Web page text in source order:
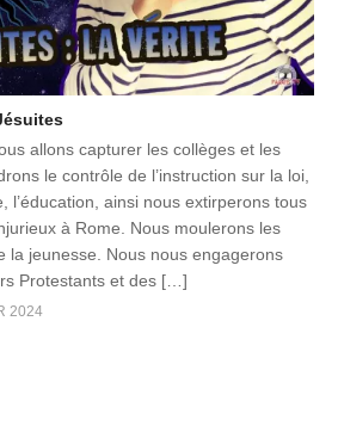
allons capturer les collèges et les
le contrôle de l’instruction sur la loi,
l’éducation, ainsi nous extirperons tous
à Rome. Nous moulerons les
la jeunesse. Nous nous engagerons
Protestants et des […]
2024